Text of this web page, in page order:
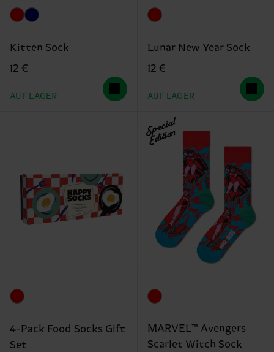
Kitten Sock
12 €
AUF LAGER
Lunar New Year Sock
12 €
AUF LAGER
4-Pack Food Socks Gift
Set
Special
Edition
MARVEL™ Avengers
Scarlet Witch Sock